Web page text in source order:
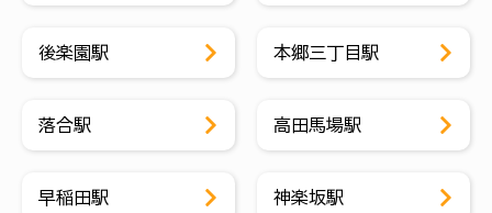
後楽園駅 本郷三丁目駅
落合駅 高田馬場駅
早稲田駅 神楽坂駅